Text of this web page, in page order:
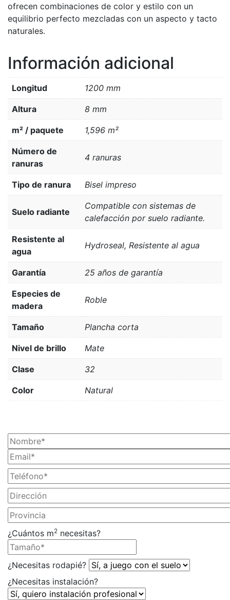
ofrecen combinaciones de color y estilo con un
equilibrio perfecto mezcladas con un aspecto y tacto
naturales.
Información adicional
Longitud 1200 mm
Altura 8 mm
m² / paquete 1,596 m²
Número de
ranuras
4 ranuras
Tipo de ranura Bisel impreso
Suelo radiante
Compatible con sistemas de
calefacción por suelo radiante.
Resistente al
agua
Hydroseal, Resistente al agua
Garantía 25 años de garantía
Especies de
madera
Roble
Tamaño Plancha corta
Nivel de brillo Mate
Clase 32
Color Natural
¿Cuántos m2 necesitas?
¿Necesitas rodapié?
¿Necesitas instalación?